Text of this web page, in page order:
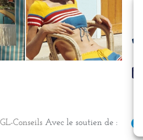
ConseilsAvec le soutien de :